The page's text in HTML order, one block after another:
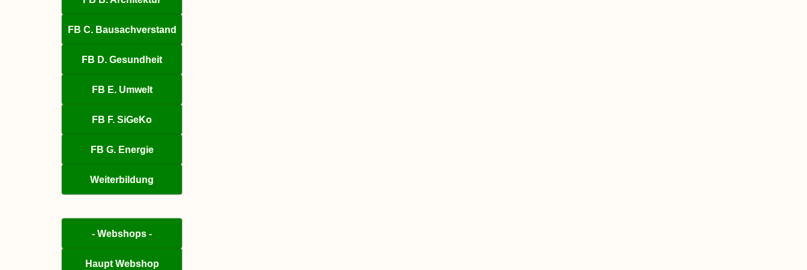
FB C. Bausachverstand
FB D. Gesundheit
FB E. Umwelt
FB F. SiGeKo
FB G. Energie
Weiterbildung
- Webshops -
Haupt Webshop